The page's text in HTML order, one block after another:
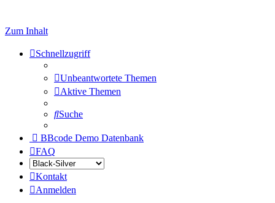
Zum Inhalt
Schnellzugriff
Unbeantwortete Themen
Aktive Themen
Suche
BBcode Demo Datenbank
FAQ
Kontakt
Anmelden